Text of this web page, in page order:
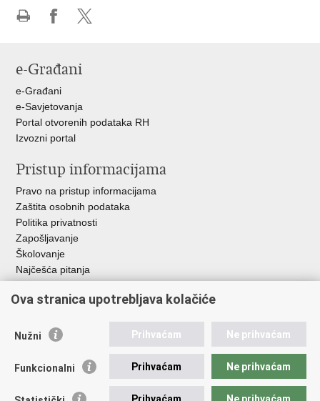
Facebooku
X-
e-Građani
e-Građani
e-Savjetovanja
Portal otvorenih podataka RH
Izvozni portal
Pristup informacijama
Pravo na pristup informacijama
Zaštita osobnih podataka
Politika privatnosti
Zapošljavanje
Školovanje
Najčešća pitanja
Važne poveznice
EMN Nacionalna kontaktna točka za Republiku Hrvatsku
Policijska akademija
Ova stranica upotrebljava kolačiće
Nužni Prihvaćam Ne prihvaćam
Funkcionalni Prihvaćam Ne prihvaćam
Prihvaćam Ne prihvaćam